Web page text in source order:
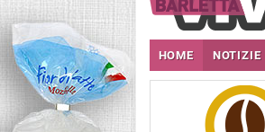
HOME NOTIZIE